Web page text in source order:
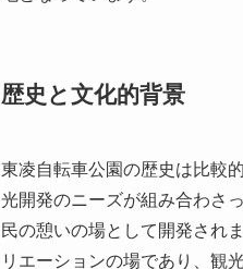
歴史と文化的背景
東凌自転車公園の歴史は比較
光開発のニーズが組み合わさ
民の憩いの場として開発され
リエーションの場であり、観